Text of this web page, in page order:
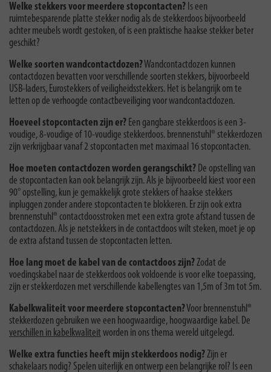
Welke stekkers voor meerdere stopcontacten? Is een
ruimtebesparende platte stekker nodig als de stekkerdoos bijvoorbeeld
achter meubels wordt gestoken, of is een praktische haakse stekker beter
geschikt?
Welke soorten wandcontactdozen?Wandcontactdozen kunnen
contactdozen bevatten voor verschillende soorten stekkers, bijvoorbeeld
USB-laders, Eurostekkers of veiligheidsstekkers. Het is belangrijk om te
letten op de verhoogde contactbeveiliging voor wandcontactdozen.
Hoeveel stopcontacten zijn er? Een gangbare stekkerdoos is een 3-
voudige, 8-voudige of 10-voudige stekkerdoos. brennenstuhl® stekkerdozen
zijn verkrijgbaar vanaf 2 stopcontacten met maximaal 16 stopcontacten.
Hoe moeten contactdozen worden gerangschikt? De opstelling van
de stopcontacten kan ook belangrijk zijn. Als je bijvoorbeeld kiest voor een
90° opstelling, kun je gemakkelijk grote stekkers of haakse stekkers
inpluggen zonder andere stopcontacten te blokkeren. Er zijn ook extra
brennenstuhl® contactdoosstroken met een extra grote afstand tussen de
contactdozen. Als je netstekkers in de contactdoos wilt steken, moet je op
de extra afstand tussen de stopcontacten letten.
Hoe lang moet de kabel van de contactdoos zijn?Zodat de
voedingskabel naar de stekkerdoos ook voldoende is voor elke toepassing,
zijn er stekkerdozen met verschillende kabellengtes van 1,5m of 3m tot 5m.
Kabelkwaliteit voor meerdere stopcontacten?Voor brennenstuhl®
stekkerdozen gebruiken we een hoogwaardige, hoogwaardige kabel. De
verschillen in kabelkwaliteit worden in ons thema wereld uitgelegd.
Welke extra functies heeft mijn stekkerdoos nodig?Zijn er
schakelaars nodig? Spelen uiterlijk en ontwerp een belangrijke rol? Is een